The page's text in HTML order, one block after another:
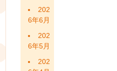
202
6年6月
202
6年5月
202